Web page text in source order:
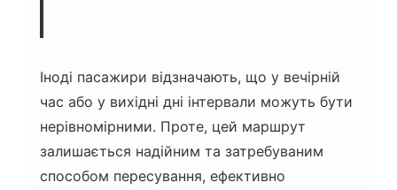
Іноді пасажири відзначають, що у вечірній
час або у вихідні дні інтервали можуть бути
нерівномірними. Проте, цей маршрут
залишається надійним та затребуваним
способом пересування, ефективно